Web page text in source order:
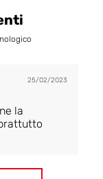
25/02/2023
la